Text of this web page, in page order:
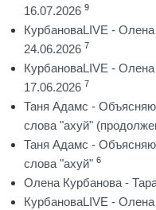
16.07.2026 9
КурбановаLIVE -
24.06.2026 7
КурбановаLIVE -
17.06.2026 7
Таня Адамс - Объясняю
слова "ахуй"
Таня Адамс - Объясняю
слова "ахуй" 6
Олена Курбанова -
КурбановаLIVE -